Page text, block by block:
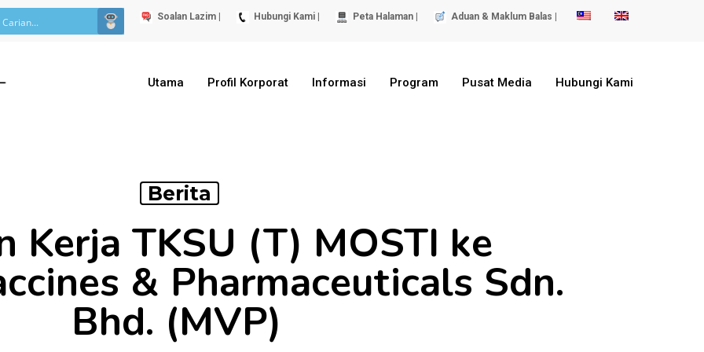
Soalan Lazim | Hubungi Kami | Peta Halaman | Aduan & Maklum Balas |
Utama Profil Korporat Informasi Program Pusat Media Hubungi Kami
Berita
Kerja TKSU (T) MOSTI ke
& Pharmaceuticals Sdn.
Bhd. (MVP)